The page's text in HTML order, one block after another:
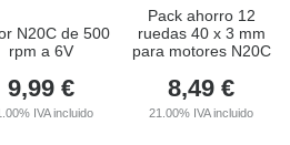
N20C de 500
rpm a 6V
9,99 €
IVA incluido
Pack ahorro 12
ruedas 40 x 3 mm
para motores N20C
8,49 €
21.00% IVA incluido